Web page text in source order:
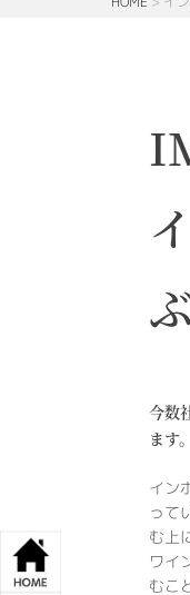
今数
ます
イン
って
む上
ワイ
むこ